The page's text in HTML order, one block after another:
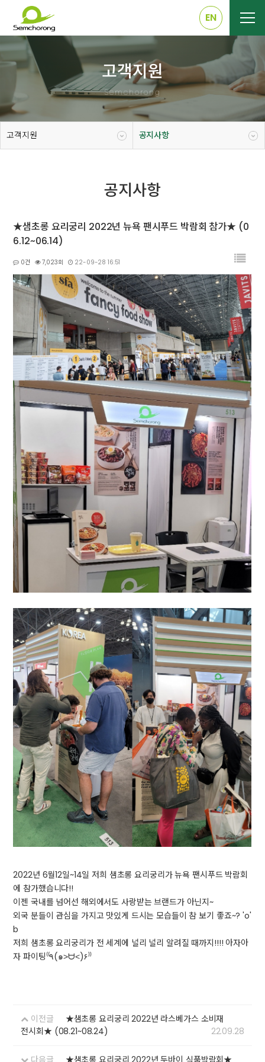
EN
고객지원
Semchorong
고객지원 공지사항
공지사항
★샘초롱 요리궁리 2022년 뉴욕 팬시푸드 박람회 참가★ (0
6.12~06.14)
0건 7,023회 22-09-28 16:51
2022년 6월12일~14일 저희 샘초롱 요리궁리가 뉴욕 팬시푸드 박람회
에 참가했습니다!!
이젠 국내를 넘어선 해외에서도 사랑받는 브랜드가 아닌지~
외국 분들이 관심을 가지고 맛있게 드시는 모습들이 참 보기 좋죠~? 'o'
b
저희 샘초롱 요리궁리가 전 세계에 널리 널리 알려질 때까지!!!! 아자아
자 파이팅⁽⁽٩(๑˃ᗨ˂)۶⁾⁾
이전글
★샘초롱 요리궁리 2022년 라스베가스 소비재
전시회★ (08.21~08.24)
22.09.28